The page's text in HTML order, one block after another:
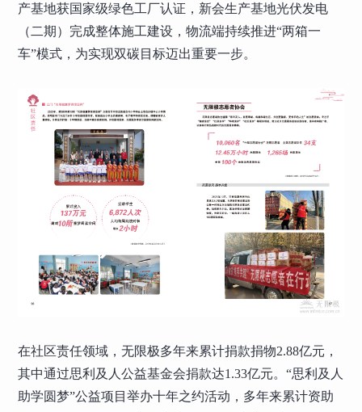
产基地获国家级绿色工厂认证，新会生产基地光伏发电
（二期）完成整体施工建设，物流端持续推进“两箱一
车”模式，为实现双碳目标迈出重要一步。
在社区责任领域，无限极多年来累计捐款捐物2.88亿元，
其中通过思利及人公益基金会捐款达1.33亿元。“思利及人
助学圆梦”公益项目举办十年之约活动，多年来累计资助